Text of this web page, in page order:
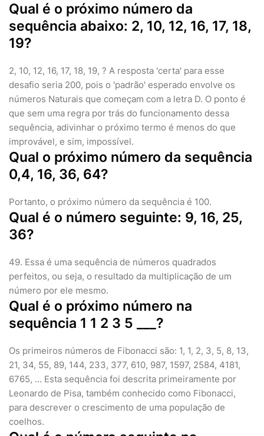
Qual é o próximo número da
sequência abaixo: 2, 10, 12, 16, 17, 18,
19?
2, 10, 12, 16, 17, 18, 19, ? A resposta 'certa' para esse
desafio seria 200, pois o 'padrão' esperado envolve os
números Naturais que começam com a letra D. O ponto é
que sem uma regra por trás do funcionamento dessa
sequência, adivinhar o próximo termo é menos do que
improvável, e sim, impossível.
Qual o próximo número da sequência
0,4, 16, 36, 64?
Portanto, o próximo número da sequência é 100.
Qual é o número seguinte: 9, 16, 25,
36?
49. Essa é uma sequência de números quadrados
perfeitos, ou seja, o resultado da multiplicação de um
número por ele mesmo.
Qual é o próximo número na
sequência 1 1 2 3 5 ___?
Os primeiros números de Fibonacci são: 1, 1, 2, 3, 5, 8, 13,
21, 34, 55, 89, 144, 233, 377, 610, 987, 1597, 2584, 4181,
6765, ... Esta sequência foi descrita primeiramente por
Leonardo de Pisa, também conhecido como Fibonacci,
para descrever o crescimento de uma população de
coelhos.